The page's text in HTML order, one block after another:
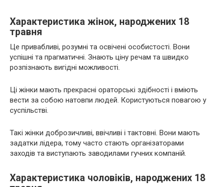
Характеристика жінок, народжених 18
травня
Це привабливі, розумні та освічені особистості. Вони
успішні та прагматичні. Знають ціну речам та швидко
розпізнають вигідні можливості.
Ці жінки мають прекрасні ораторські здібності і вміють
вести за собою натовпи людей. Користуються повагою у
суспільстві.
Такі жінки доброзичливі, ввічливі і тактовні. Вони мають
задатки лідера, тому часто стають організаторами
заходів та виступають заводилами гучних компаній.
Характеристика чоловіків, народжених 18